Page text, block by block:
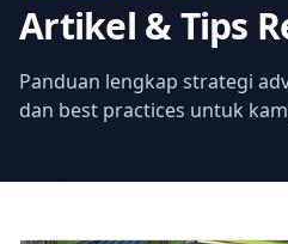
Artikel & Tips
Panduan lengkap strategi
dan best practices untuk